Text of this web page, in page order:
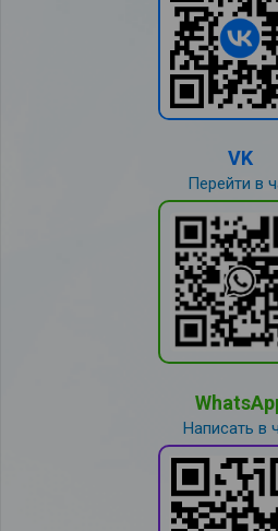
VK
Перейти в
Написать в